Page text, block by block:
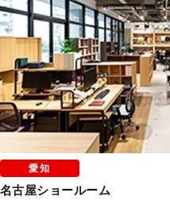
愛知
名古屋ショールーム